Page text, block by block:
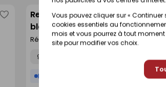
Vous pouvez cliquer sur «
cookies essentiels au
mois et vous pourrez à tout
site pour modifier vos choix.
Enregistrer
comme
Receveur de douche PLANEO
blanc mat antidérapant - 140 x
80 cm
Référence :30168332
Disponibilité selon magasin